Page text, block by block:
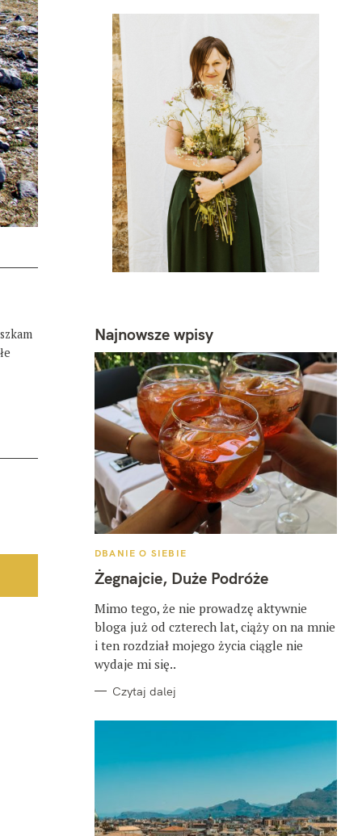
Najnowsze wpisy
K
T
E
O
R
I
E
DBANIE O SIEBIE
Żegnajcie, Duże Podróże
Mimo tego, że nie prowadzę aktywnie
bloga już od czterech lat, ciąży on na mnie
i ten rozdział mojego życia ciągle nie
wydaje mi się..
Czytaj dalej